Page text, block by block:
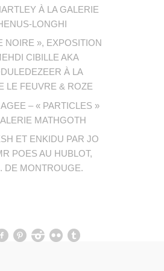
À LA GALERIE
LONGHI
NOIRE », EXPOSITION
CIBILLE AKA
À LA
LE FEUVRE & ROZE
– « PARTICLES »
MATHGOTH
ET ENKIDU PAR JO
POES AU HUBLOT,
DE MONTROUGE.